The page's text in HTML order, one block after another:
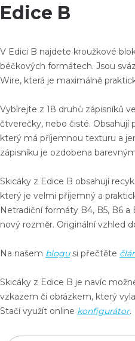
Edice B
V Edici B najdete kroužkové
béčkových formátech. Jsou
Wire, která je maximálně
Vybírejte z 18 druhů zápisníků
čtverečky, nebo čisté. Obsahují
který má příjemnou texturu a
zápisníku je ozdobena
Skicáky z Edice B obsahují
který je velmi příjemný a
Netradiční formáty B4, B5, B6 a
nový rozměr. Originální vzhled
Na našem blogusi přečtěte
Skicáky z Edice B je navíc
vzkazem či obrázkem, který
Stačí využít online konfigurátor.